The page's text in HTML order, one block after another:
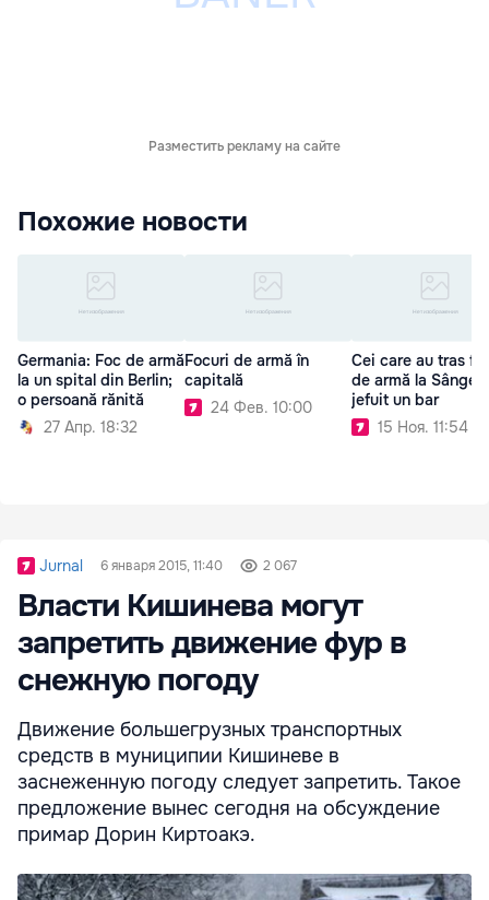
Разместить рекламу на сайте
Похожие новости
Germania: Foc de armă
la un spital din Berlin;
o persoană rănită
27 Апр. 18:32
Focuri de armă în
capitală
24 Фев. 10:00
Cei care au tras
de armă la
jefuit un bar
15 Ноя. 11:54
Jurnal 6 января 2015, 11:40 2 067
Власти Кишинева могут
запретить движение фур в
снежную погоду
Движение большегрузных транспортных
средств в муниципии Кишиневе в
заснеженную погоду следует запретить. Такое
предложение вынес сегодня на обсуждение
примар Дорин Киртоакэ.